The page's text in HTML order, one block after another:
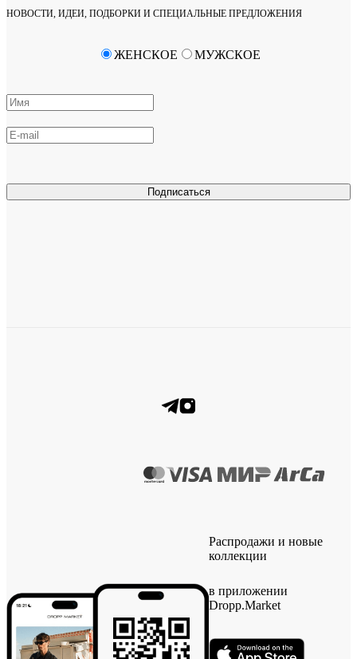
НОВОСТИ, ИДЕИ, ПОДБОРКИ И СПЕЦИАЛЬНЫЕ ПРЕДЛОЖЕНИЯ
Подписаться
ЖЕНСКОЕ МУЖСКОЕ
Распродажи и новые
коллекции
в приложении
Dropp.Market